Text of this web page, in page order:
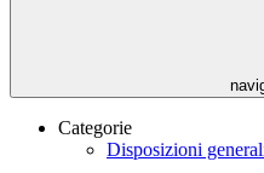
Categorie
Disposizioni